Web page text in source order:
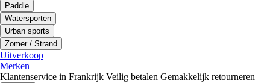
Paddle
Watersporten
Urban sports
Zomer / Strand
Uitverkoop
Merken
Klantenservice in Frankrijk Veilig betalen Gemakkelijk retourneren